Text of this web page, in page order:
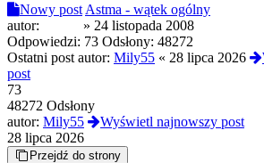
Nowy post Astma - wątek ogólny
autor:
» 24 listopada 2008
Odpowiedzi: 73 Odsłony: 48272
Ostatni post autor: Mily55 « 28 lipca 2026
post
73
48272 Odsłony
autor: Mily55
Wyświetl najnowszy post
28 lipca 2026
Przejdź do strony